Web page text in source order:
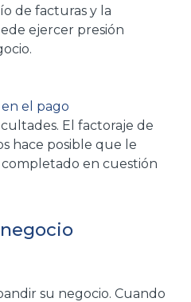
de facturas y la
ejercer presión
en el pago
El factoraje de
hace posible que le
en cuestión
su negocio. Cuando